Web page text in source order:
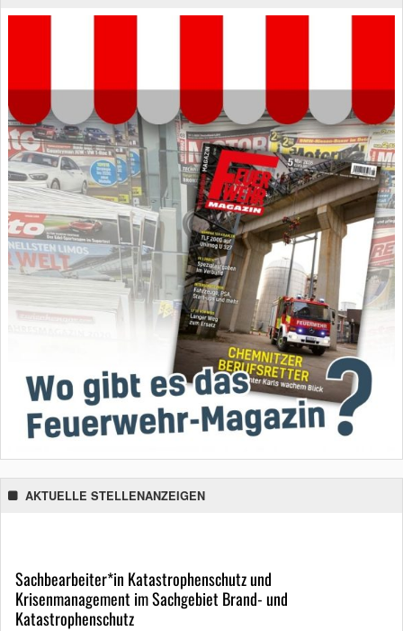
AKTUELLE STELLENANZEIGEN
Sachbearbeiter*in Katastrophenschutz und
Krisenmanagement im Sachgebiet Brand- und
Katastrophenschutz